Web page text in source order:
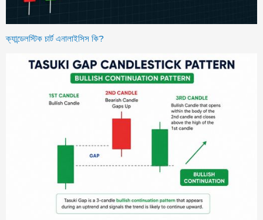
ক্যান্ডেলস্টিক চার্ট এনালাইসিস কি?